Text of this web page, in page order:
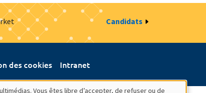
Candidats
des cookies Intranet
Vous êtes libre d’accepter, de refuser ou de